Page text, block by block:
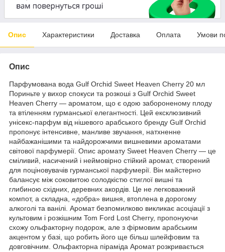
Опис Характеристики Доставка Оплата Умови
Опис
Парфумована вода Gulf Orchid Sweet Heaven Cherry 20 мл
Пориньте у вихор спокуси та розкоші з Gulf Orchid Sweet
Heaven Cherry — ароматом, що є одою забороненому плоду
та втіленням гурманської елегантності. Цей ексклюзивний
унісекс-парфум від нішевого арабського бренду Gulf Orchid
пропонує інтенсивне, манливе звучання, натхненне
найбажанішими та найдорожчими вишневими ароматами
світової парфумерії. Опис аромату Sweet Heaven Cherry — це
сміливий, насичений і неймовірно стійкий аромат, створений
для поціновувачів гурманської парфумерії. Він майстерно
балансує між соковитою солодкістю стиглої вишні та
глибиною східних, деревних акордів. Це не легковажний
компот, а складна, «добра» вишня, втоплена в дорогому
алкоголі та ванілі. Аромат безпомилково викликає асоціації з
культовим і розкішним Tom Ford Lost Cherry, пропонуючи
схожу ольфакторну подорож, але з фірмовим арабським
акцентом у базі, що робить його ще більш шлейфовим та
довговічним. Ольфакторна піраміда Аромат розкривається